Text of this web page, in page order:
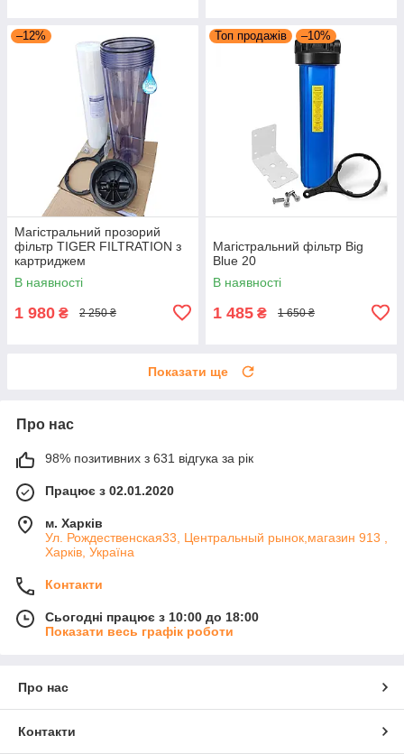
–12%
Магістральний прозорий
фільтр TIGER FILTRATION з
картриджем
В наявності
1 980 ₴ 2 250 ₴
Топ продажів –10%
Магістральний фільтр Big
Blue 20
В наявності
1 485 ₴ 1 650 ₴
Показати ще
Про нас
98% позитивних з 631 відгука за рік
Працює з 02.01.2020
м. Харків
Ул. Рождественская33, Центральный рынок,магазин 913 ,
Харків, Україна
Контакти
Сьогодні працює з 10:00 до 18:00
Показати весь графік роботи
Про нас
Контакти